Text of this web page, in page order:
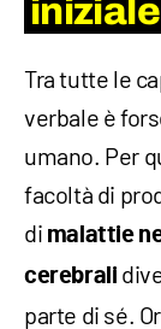
iniziale
Tra tutte le
verbale è
umano. Per
facoltà di
di malattie
cerebrali
parte di sé.